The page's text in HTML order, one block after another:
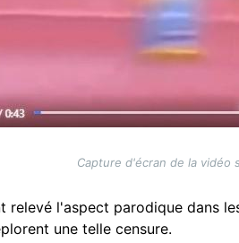
Capture d'écran de la vidéo
relevé l'aspect parodique dans
une telle censure.